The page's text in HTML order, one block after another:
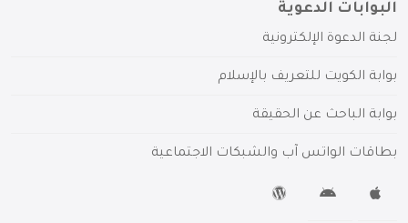
البوابات الدعوية
لجنة الدعوة الإلكترونية
بوابة الكويت للتعريف بالإسلام
بوابة الباحث عن الحقيقة
بطاقات الواتس آب والشبكات الاجتماعية